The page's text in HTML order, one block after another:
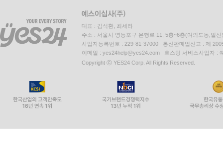
대표 : 김석환, 최세라
주소 : 서울시 영등포구 은행로 11, 5층~6층(여의도동,일신
사업자등록번호 : 229-81-37000 통신판매업신고 : 제
이메일 : yes24help@yes24.com 호스팅 서비스사업자 :
Copyright ⓒ YES24 Corp. All Rights Reserved.